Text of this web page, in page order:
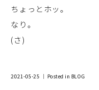
ちょっとホッ。
なり。
(さ)
2021-05-25 ｜ Posted in BLOG